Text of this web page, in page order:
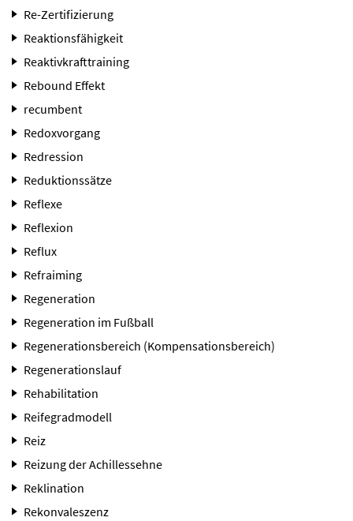
Re-Zertifizierung
Reaktionsfähigkeit
Reaktivkrafttraining
Rebound Effekt
recumbent
Redoxvorgang
Redression
Reduktionssätze
Reflexe
Reflexion
Reflux
Refraiming
Regeneration
Regeneration im Fußball
Regenerationsbereich (Kompensationsbereich)
Regenerationslauf
Rehabilitation
Reifegradmodell
Reiz
Reizung der Achillessehne
Reklination
Rekonvaleszenz